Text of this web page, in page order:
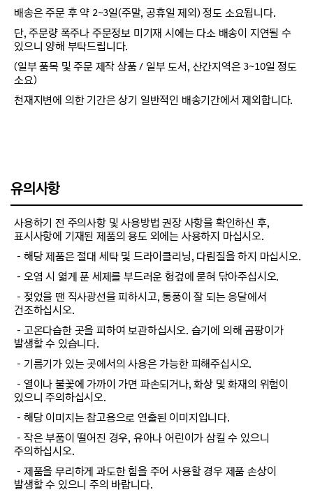
배송은 주문 후 약 2~3일(주말, 공휴일 제외) 정도 소요됩니다.
단, 주문량 폭주나 주문정보 미기재 시에는 다소 배송이 지연될 수
있으니 양해 부탁드립니다.
(일부 품목 및 주문 제작 상품 / 일부 도서, 산간지역은 3~10일 정도
소요)
천재지변에 의한 기간은 상기 일반적인 배송기간에서 제외합니다.
유의사항
사용하기 전 주의사항 및 사용방법 권장 사항을 확인하신 후,
표시사항에 기재된 제품의 용도 외에는 사용하지 마십시오.
－해당 제품은 절대 세탁 및 드라이클리닝, 다림질을 하지 마십시오.
－오염 시 엷게 푼 세제를 부드러운 헝겊에 묻혀 닦아주십시오.
－젖었을 땐 직사광선을 피하시고, 통풍이 잘 되는 응달에서
건조하십시오.
－고온다습한 곳을 피하여 보관하십시오. 습기에 의해 곰팡이가
발생할 수 있습니다.
－기름기가 있는 곳에서의 사용은 가능한 피해주십시오.
－열이나 불꽃에 가까이 가면 파손되거나, 화상 및 화재의 위험이
있으니 주의하십시오.
－해당 이미지는 참고용으로 연출된 이미지입니다.
－작은 부품이 떨어진 경우, 유아나 어린이가 삼킬 수 있으니
주의하십시오.
－제품을 무리하게 과도한 힘을 주어 사용할 경우 제품 손상이
발생할 수 있으니 주의 바랍니다.